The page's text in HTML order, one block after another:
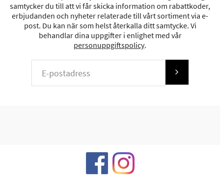
samtycker du till att vi får skicka information om rabattkoder,
erbjudanden och nyheter relaterade till vårt sortiment via e-
post. Du kan när som helst återkalla ditt samtycke. Vi
behandlar dina uppgifter i enlighet med vår
personuppgiftspolicy.